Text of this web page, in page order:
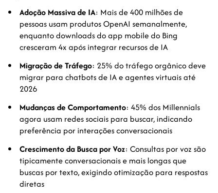
Adoção Massiva de IA: Mais de 400 milhões de
pessoas usam produtos OpenAI semanalmente,
enquanto downloads do app mobile do Bing
cresceram 4x após integrar recursos de IA
Migração de Tráfego: 25% do tráfego orgânico deve
migrar para chatbots de IA e agentes virtuais até
2026
Mudanças de Comportamento: 45% dos Millennials
agora usam redes sociais para buscar, indicando
preferência por interações conversacionais
Crescimento da Busca por Voz: Consultas por voz são
tipicamente conversacionais e mais longas que
buscas por texto, exigindo otimização para respostas
diretas